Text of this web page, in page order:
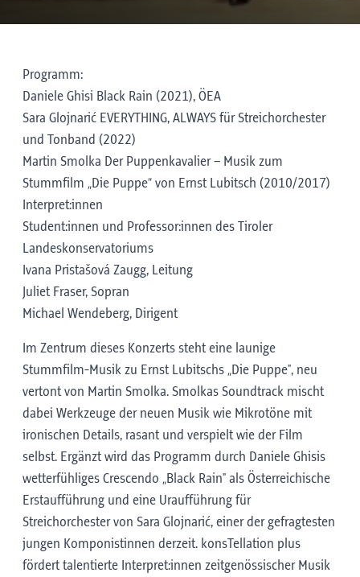
Programm:
Daniele Ghisi Black Rain (2021), ÖEA
Sara Glojnarić EVERYTHING, ALWAYS für Streichorchester
und Tonband (2022)
Martin Smolka Der Puppenkavalier – Musik zum
Stummfilm „Die Puppe“ von Ernst Lubitsch (2010/2017)
Interpret:innen
Student:innen und Professor:innen des Tiroler
Landeskonservatoriums
Ivana Pristašová Zaugg, Leitung
Juliet Fraser, Sopran
Michael Wendeberg, Dirigent
Im Zentrum dieses Konzerts steht eine launige
Stummfilm-Musik zu Ernst Lubitschs „Die Puppe", neu
vertont von Martin Smolka. Smolkas Soundtrack mischt
dabei Werkzeuge der neuen Musik wie Mikrotöne mit
ironischen Details, rasant und verspielt wie der Film
selbst. Ergänzt wird das Programm durch Daniele Ghisis
wetterfühliges Crescendo „Black Rain" als Österreichische
Erstaufführung und eine Uraufführung für
Streichorchester von Sara Glojnarić, einer der gefragtesten
jungen Komponistinnen derzeit. konsTellation plus
fördert talentierte Interpret:innen zeitgenössischer Musik